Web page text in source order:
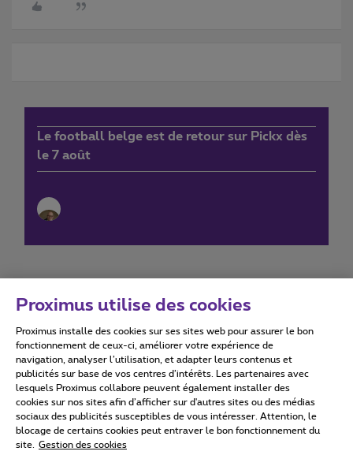
Le football belge est de retour sur Pickx dès
le 7 août
Conditions d'utilisation Accessibility statement
Tous droits réservés. © 2026 Proximus
Conditions générales, info consommateur
Proximus utilise des cookies
Proximus installe des cookies sur ses sites web pour assurer le bon
fonctionnement de ceux-ci, améliorer votre expérience de
navigation, analyser l’utilisation, et adapter leurs contenus et
publicités sur base de vos centres d’intérêts. Les partenaires avec
lesquels Proximus collabore peuvent également installer des
cookies sur nos sites afin d’afficher sur d'autres sites ou des médias
sociaux des publicités susceptibles de vous intéresser. Attention, le
blocage de certains cookies peut entraver le bon fonctionnement du
site.
Gestion des cookies